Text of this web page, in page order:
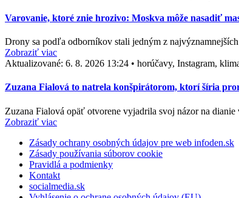
Varovanie, ktoré znie hrozivo: Moskva môže nasadiť
Drony sa podľa odborníkov stali jedným z
Zobraziť viac
Aktualizované: 6. 8. 2026 13:24 • horúčavy, Instagram,
Zuzana Fialová to natrela konšpirátorom, ktorí šíria
Zuzana Fialová opäť otvorene vyjadrila svoj názor na
Zobraziť viac
Zásady ochrany osobných údajov pre web infoden.sk
Zásady používania súborov cookie
Pravidlá a podmienky
Kontakt
socialmedia.sk